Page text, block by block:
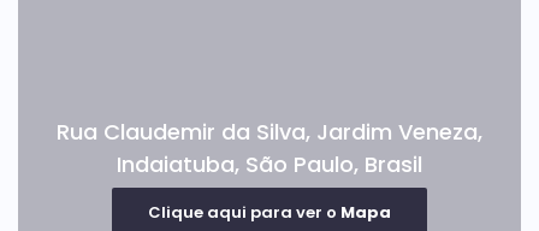
Rua Claudemir da Silva, Jardim Veneza,
Indaiatuba, São Paulo, Brasil
Clique aqui para ver o Mapa